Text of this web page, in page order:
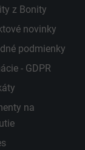
z Bonity
novinky
podmienky
- GDPR
na